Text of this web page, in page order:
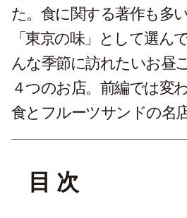
た。食に関する著作も多
「東京の味」として選ん
んな季節に訪れたいお昼
４つのお店。前編では変
食とフルーツサンドの名
目 次